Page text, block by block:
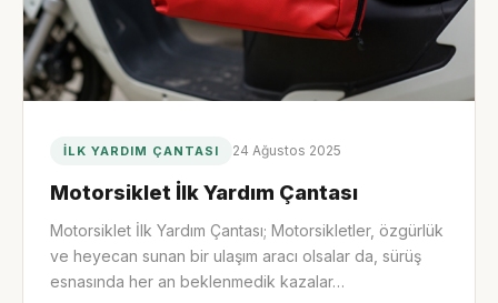
İLK YARDIM ÇANTASI 24 Ağustos 2025
Motorsiklet İlk Yardım Çantası
Motorsiklet İlk Yardım Çantası; Motorsikletler, özgürlük
ve heyecan sunan bir ulaşım aracı olsalar da, sürüş
esnasında her an beklenmedik kazalar…